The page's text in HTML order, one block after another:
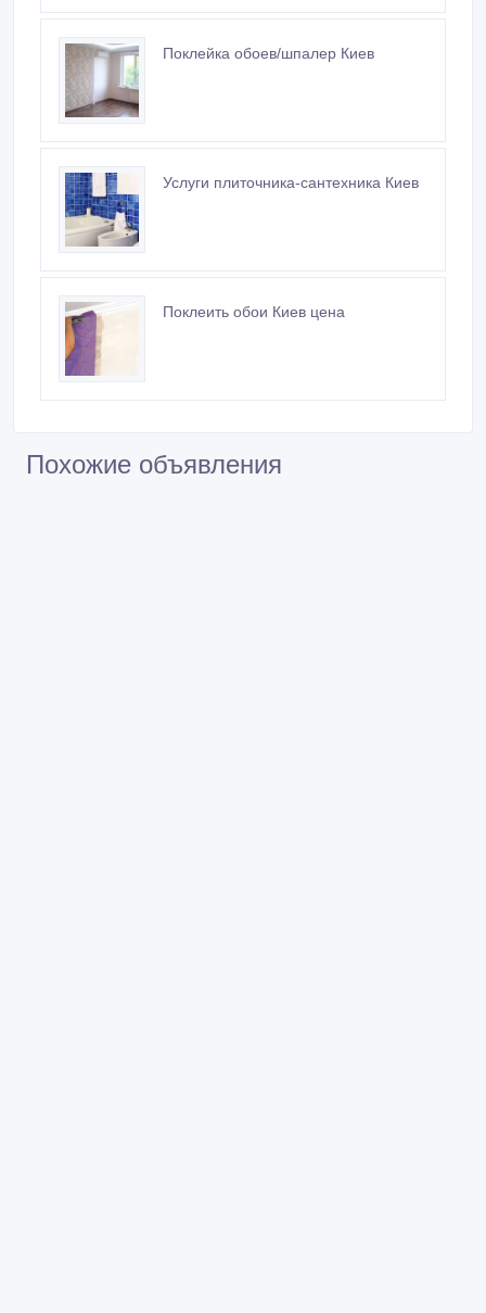
Поклейка обоев/шпалер Киев
Услуги плиточника-сантехника Киев
Поклеить обои Киев цена
Похожие объявления